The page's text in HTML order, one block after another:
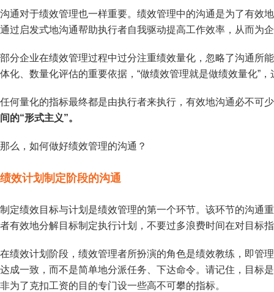
沟通对于绩效管理也一样重要。绩效管理中的沟通是为了有效
通过启发式地沟通帮助执行者自我驱动提高工作效率，从而为
部分企业在绩效管理过程中过分注重绩效量化，忽略了沟通所
体化、数量化评估的重要依据，“做绩效管理就是做绩效量化”
任何量化的指标最终都是由执行者来执行，有效地沟通必不可
间的“形式主义”。
那么，如何做好绩效管理的沟通？
绩效计划制定阶段的沟通
制定绩效目标与计划是绩效管理的第一个环节。该环节的沟通
者有效地分解目标制定执行计划，不要过多浪费时间在对目标
在绩效计划阶段，绩效管理者所扮演的角色是绩效教练，即管
达成一致，而不是简单地分派任务、下达命令。请记住，目标
非为了克扣工资的目的专门设一些高不可攀的指标。